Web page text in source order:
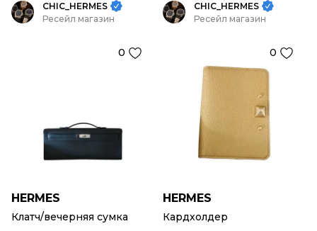
CHIC_HERMES
Ресейл магазин
0
HERMES
Клатч/вечерняя сумка
CHIC_HERMES
Ресейл магазин
0
HERMES
Кардхолдер